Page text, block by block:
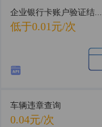
企业银行卡账户验证结...
低于0.01元/次
车辆违章查询
0.04元/次